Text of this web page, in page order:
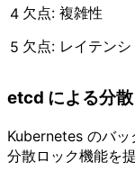
4 欠点: 複雑性
5 欠点: レイテンシ
etcd による分
Kubernetes のバ
分散ロック機能を